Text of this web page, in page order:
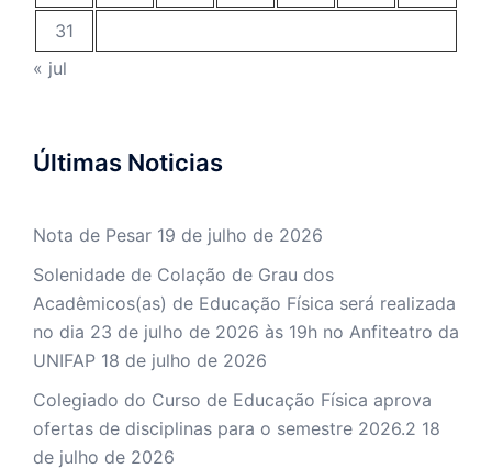
31
« jul
Últimas Noticias
Nota de Pesar 19 de julho de 2026
Solenidade de Colação de Grau dos
Acadêmicos(as) de Educação Física será realizada
no dia 23 de julho de 2026 às 19h no Anfiteatro da
UNIFAP 18 de julho de 2026
Colegiado do Curso de Educação Física aprova
ofertas de disciplinas para o semestre 2026.2 18
de julho de 2026